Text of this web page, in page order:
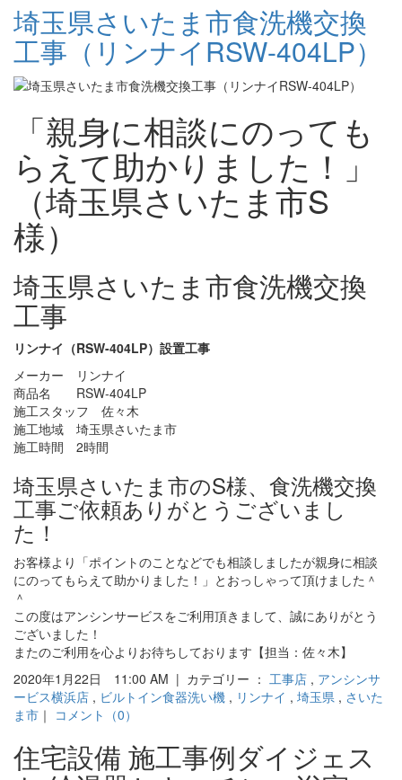
埼玉県さいたま市食洗機交換
工事（リンナイRSW-404LP）
「親身に相談にのっても
らえて助かりました！」
（埼玉県さいたま市S
様）
埼玉県さいたま市食洗機交換
工事
リンナイ（RSW-404LP）設置工事
メーカー リンナイ
商品名 RSW-404LP
施工スタッフ 佐々木
施工地域 埼玉県さいたま市
施工時間 2時間
埼玉県さいたま市のS様、食洗機交換
工事ご依頼ありがとうございまし
た！
お客様より「ポイントのことなどでも相談しましたが親身に相談
にのってもらえて助かりました！」とおっしゃって頂けました＾
＾
この度はアンシンサービスをご利用頂きまして、誠にありがとう
ございました！
またのご利用を心よりお待ちしております【担当：佐々木】
2020年1月22日 11:00 AM | カテゴリー ： 工事店 , アンシンサ
ービス横浜店 , ビルトイン食器洗い機 , リンナイ , 埼玉県 , さいた
ま市 ｜ コメント（0）
住宅設備 施工事例ダイジェス